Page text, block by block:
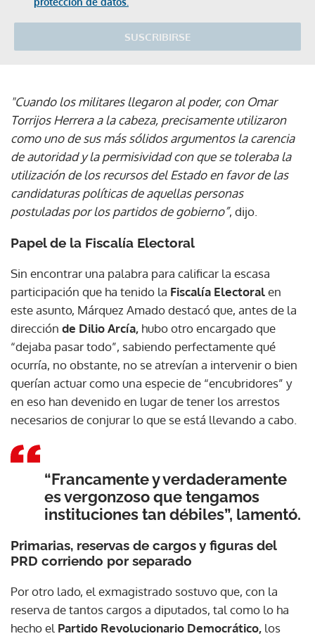
SUSCRIBIRSE
"Cuando los militares llegaron al poder, con Omar
Torrijos Herrera a la cabeza, precisamente utilizaron
como uno de sus más sólidos argumentos la carencia
de autoridad y la permisividad con que se toleraba la
utilización de los recursos del Estado en favor de las
candidaturas políticas de aquellas personas
postuladas por los partidos de gobierno”, dijo.
Papel de la Fiscalía Electoral
Sin encontrar una palabra para calificar la escasa
participación que ha tenido la Fiscalía Electoralen
este asunto, Márquez Amado destacó que, antes de la
dirección de Dilio Arcía, hubo otro encargado que
“dejaba pasar todo”, sabiendo perfectamente qué
ocurría, no obstante, no se atrevían a intervenir o bien
querían actuar como una especie de “encubridores” y
en eso han devenido en lugar de tener los arrestos
necesarios de conjurar lo que se está llevando a cabo.
“Francamente y verdaderamente
es vergonzoso que tengamos
instituciones tan débiles”, lamentó.
Primarias, reservas de cargos y figuras del
PRD corriendo por separado
Por otro lado, el exmagistrado sostuvo que, con la
reserva de tantos cargos a diputados, tal como lo ha
hecho el Partido Revolucionario Democrático, los